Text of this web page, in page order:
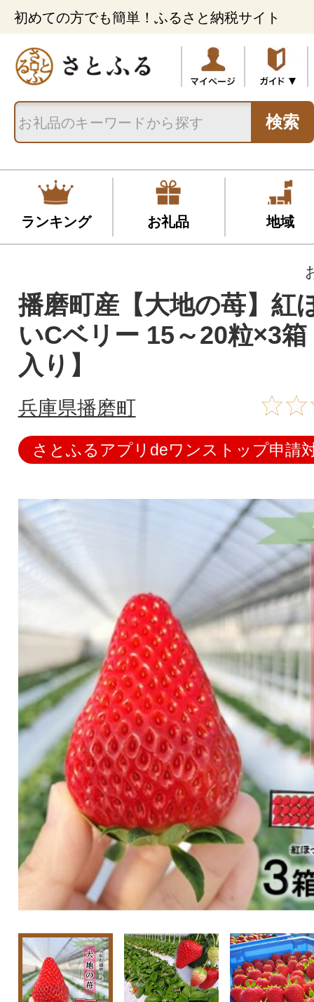
初めての方でも簡単！ふるさと納税サイト
検索
ランキング お礼品 地域
播磨町産【大地の苺】紅
いCベリー 15～20粒×3
入り】
兵庫県播磨町
さとふるアプリdeワンストップ申請